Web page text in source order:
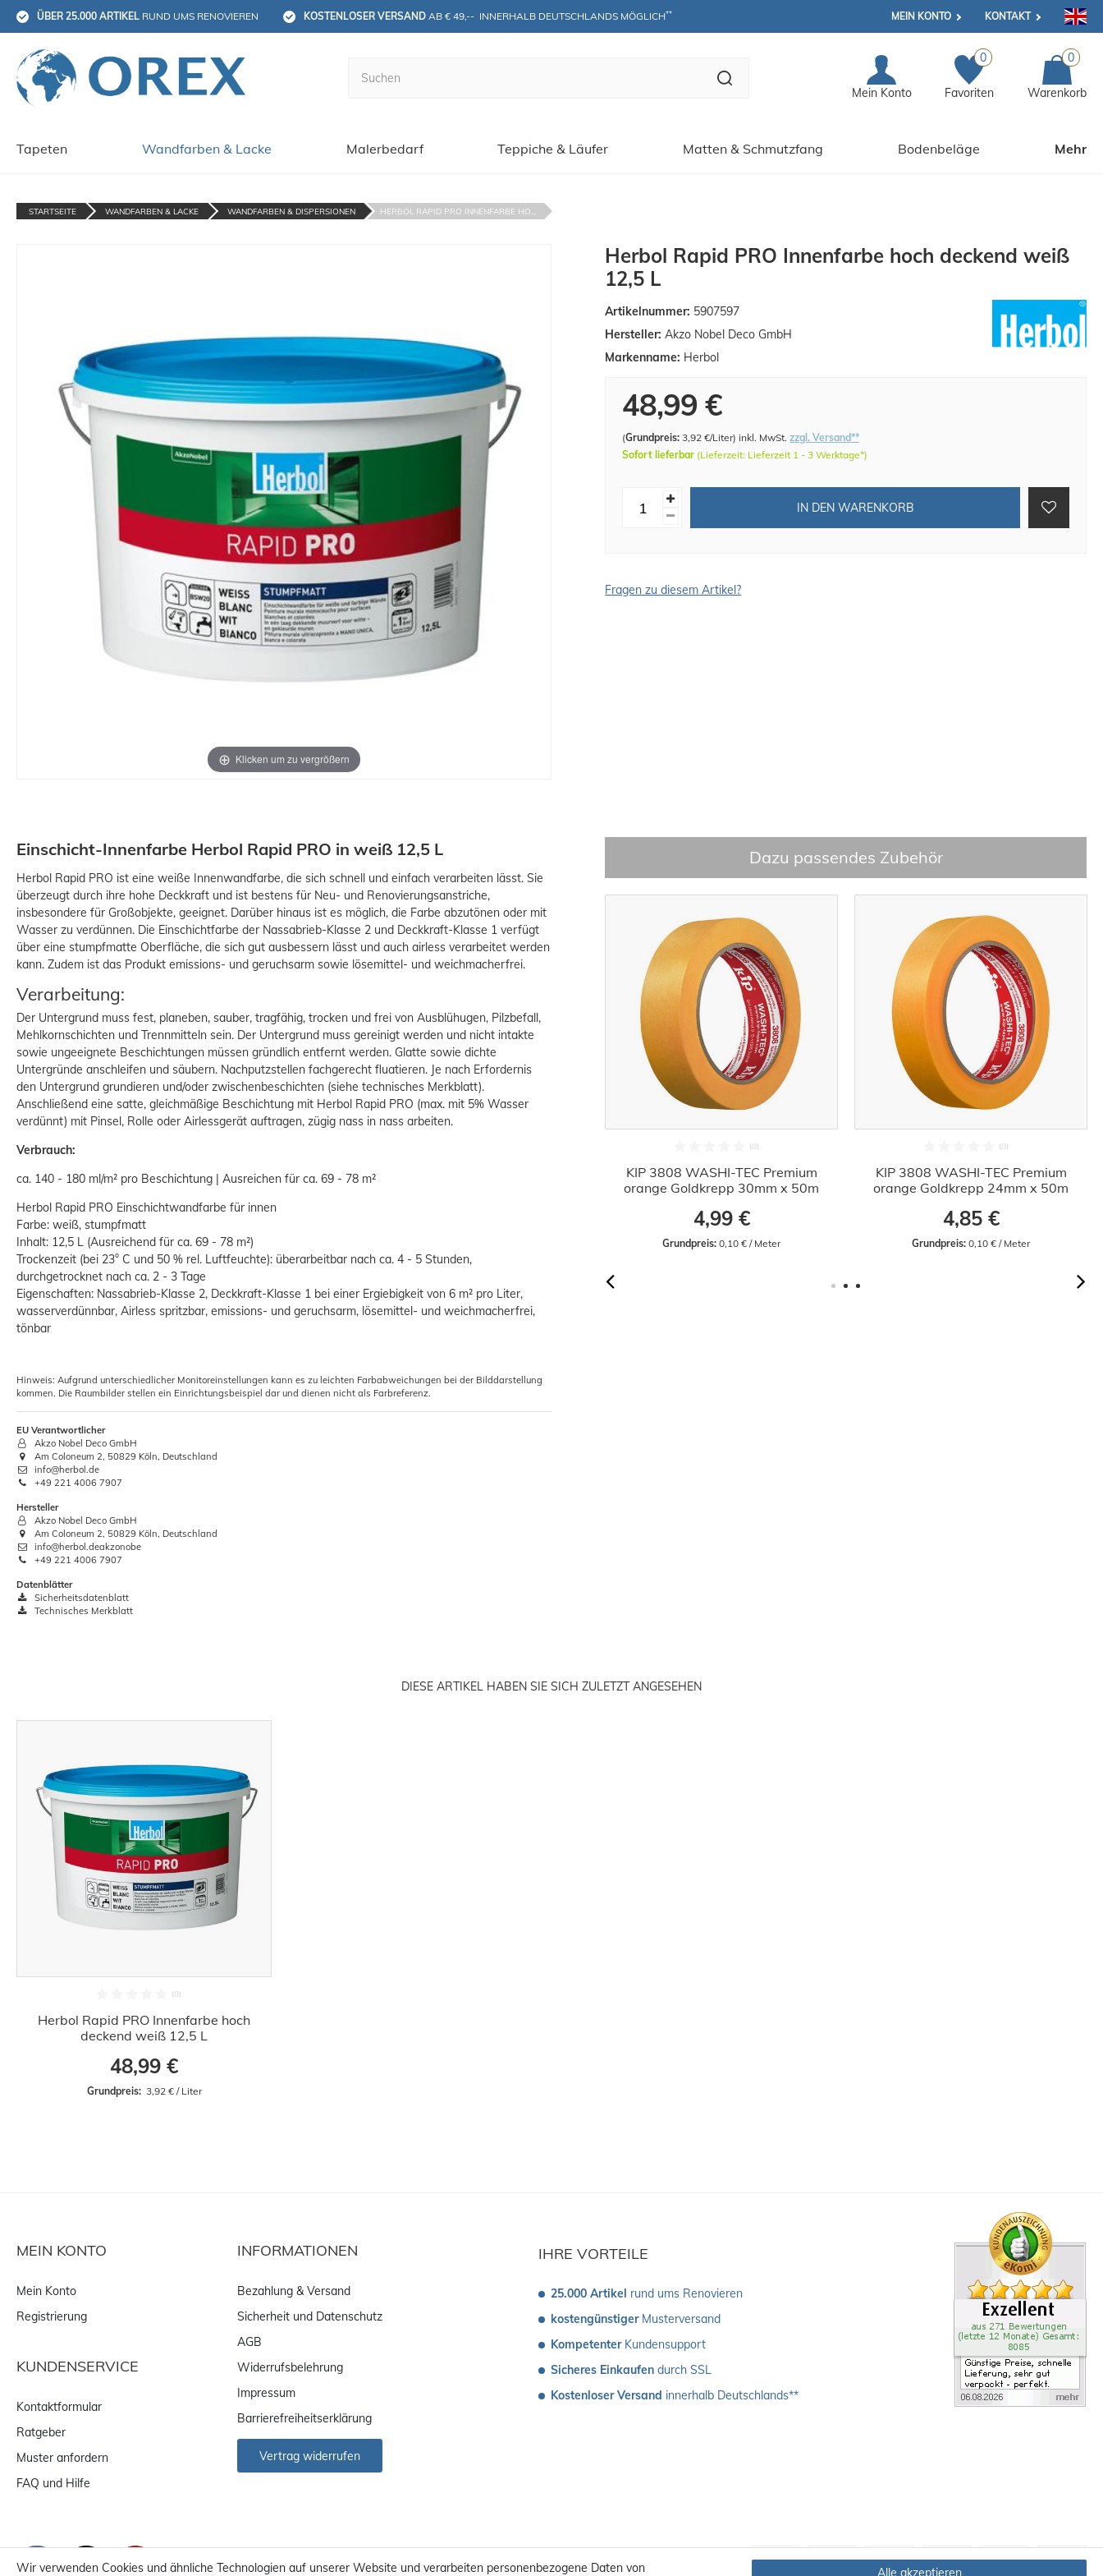
ÜBER 25.000 ARTIKEL RUND UMS RENOVIEREN KOSTENLOSER VERSAND AB € 49,--  INNERHALB DEUTSCHLANDS MÖGLICH** MEIN KONTO KONTAKT
Mein Konto
0
Favoriten
0
Warenkorb
Tapeten Wandfarben & Lacke Malerbedarf Teppiche & Läufer Matten & Schmutzfang Bodenbeläge Mehr
STARTSEITE WANDFARBEN & LACKE WANDFARBEN & DISPERSIONEN HERBOL RAPID PRO INNENFARBE HO...
Klicken um zu vergrößern
Herbol Rapid PRO Innenfarbe hoch deckend weiß
12,5 L
Artikelnummer: 5907597
Hersteller: Akzo Nobel Deco GmbH
Markenname: Herbol
48,99 €
(Grundpreis: 3,92 €/Liter)inkl. MwSt.zzgl. Versand**
Sofort lieferbar (Lieferzeit: Lieferzeit 1 - 3 Werktage*)
IN DEN WARENKORB
Fragen zu diesem Artikel?
Einschicht-Innenfarbe Herbol Rapid PRO in weiß 12,5 L
Herbol Rapid PRO ist eine weiße Innenwandfarbe, die sich schnell und einfach verarbeiten lässt. Sie
überzeugt durch ihre hohe Deckkraft und ist bestens für Neu- und Renovierungsanstriche,
insbesondere für Großobjekte, geeignet. Darüber hinaus ist es möglich, die Farbe abzutönen oder mit
Wasser zu verdünnen. Die Einschichtfarbe der Nassabrieb-Klasse 2 und Deckkraft-Klasse 1 verfügt
über eine stumpfmatte Oberfläche, die sich gut ausbessern lässt und auch airless verarbeitet werden
kann. Zudem ist das Produkt emissions- und geruchsarm sowie lösemittel- und weichmacherfrei.
Verarbeitung:
Der Untergrund muss fest, planeben, sauber, tragfähig, trocken und frei von Ausblühugen, Pilzbefall,
Mehlkornschichten und Trennmitteln sein. Der Untergrund muss gereinigt werden und nicht intakte
sowie ungeeignete Beschichtungen müssen gründlich entfernt werden. Glatte sowie dichte
Untergründe anschleifen und säubern. Nachputzstellen fachgerecht fluatieren. Je nach Erfordernis
den Untergrund grundieren und/oder zwischenbeschichten (siehe technisches Merkblatt).
Anschließend eine satte, gleichmäßige Beschichtung mit Herbol Rapid PRO (max. mit 5% Wasser
verdünnt) mit Pinsel, Rolle oder Airlessgerät auftragen, zügig nass in nass arbeiten.
Verbrauch:
ca. 140 - 180 ml/m² pro Beschichtung | Ausreichen für ca. 69 - 78 m²
Herbol Rapid PRO Einschichtwandfarbe für innen
Farbe: weiß, stumpfmatt
Inhalt: 12,5 L (Ausreichend für ca. 69 - 78 m²)
Trockenzeit (bei 23° C und 50 % rel. Luftfeuchte): überarbeitbar nach ca. 4 - 5 Stunden,
durchgetrocknet nach ca. 2 - 3 Tage
Eigenschaften: Nassabrieb-Klasse 2, Deckkraft-Klasse 1 bei einer Ergiebigkeit von 6 m² pro Liter,
wasserverdünnbar, Airless spritzbar, emissions- und geruchsarm, lösemittel- und weichmacherfrei,
tönbar
Hinweis: Aufgrund unterschiedlicher Monitoreinstellungen kann es zu leichten Farbabweichungen bei der Bilddarstellung
kommen. Die Raumbilder stellen ein Einrichtungsbeispiel dar und dienen nicht als Farbreferenz.
EU Verantwortlicher
Akzo Nobel Deco GmbH
Am Coloneum 2, 50829 Köln, Deutschland
info@herbol.de
+49 221 4006 7907
Hersteller
Akzo Nobel Deco GmbH
Am Coloneum 2, 50829 Köln, Deutschland
info@herbol.deakzonobe
+49 221 4006 7907
Datenblätter
Sicherheitsdatenblatt
Technisches Merkblatt
Dazu passendes Zubehör
Profi Goldband Washi Kombi-Mask
Klebeband 2,70x16m
6,26 €
Grundpreis: 6,26 € / Stück
Farbschale Lackierwanne 20x22 cm
KIP 3808 WASHI-TEC Premium
orange Goldkrepp 30mm x 50m
4,99 €
Grundpreis: 0,10 € / Meter
KIP 3808 WASHI-TEC Premium
orange Goldkrepp 24mm x 50m
4,85 €
Grundpreis: 0,10 € / Meter
DIESE ARTIKEL HABEN SIE SICH ZULETZT ANGESEHEN
Herbol Rapid PRO Innenfarbe hoch
deckend weiß 12,5 L
48,99 €
Grundpreis: 3,92 € / Liter
IHRE VORTEILE
25.000 Artikel rund ums Renovieren
kostengünstiger Musterversand
Kompetenter Kundensupport
Sicheres Einkaufen durch SSL
Kostenloser Versand innerhalb Deutschlands**
MEIN KONTO
Mein Konto
Registrierung
KUNDENSERVICE
Kontaktformular
Ratgeber
Muster anfordern
FAQ und Hilfe
INFORMATIONEN
Bezahlung & Versand
Sicherheit und Datenschutz
AGB
Widerrufsbelehrung
Impressum
Barrierefreiheitserklärung
Vertrag widerrufen
Wir verwenden Cookies und ähnliche Technologien auf unserer Website und verarbeiten personenbezogene Daten von Alle akzeptieren